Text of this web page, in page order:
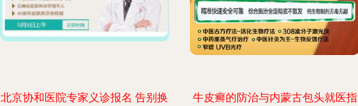
北京协和医院专家义诊报名 告别换
牛皮癣的防治与内蒙古包头就医指